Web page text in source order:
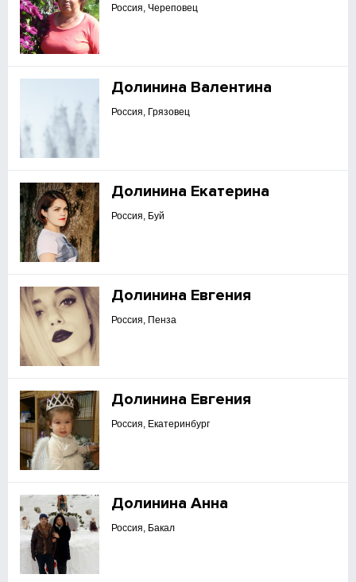
Россия, Череповец
Долинина Валентина
Россия, Грязовец
Долинина Екатерина
Россия, Буй
Долинина Евгения
Россия, Пенза
Долинина Евгения
Россия, Екатеринбург
Долинина Анна
Россия, Бакал